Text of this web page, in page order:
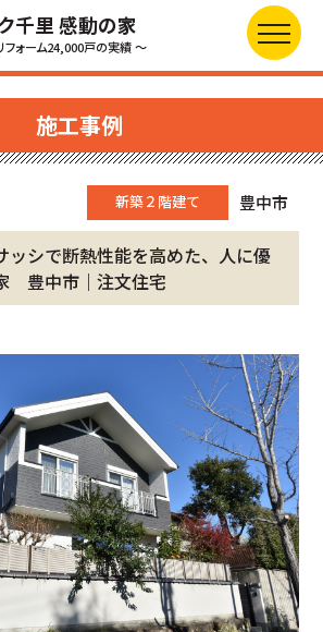
千里 感動の家
フォーム24,000戸の実績 ～
施工事例
新築２階建て 豊中市
ッシで断熱性能を高めた、人に優
豊中市｜注文住宅